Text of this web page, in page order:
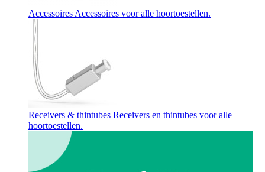
Accessoires Accessoires voor alle hoortoestellen.
Receivers & thintubes Receivers en thintubes voor alle
hoortoestellen.